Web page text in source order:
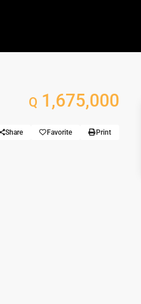
Q 1,675,000
Share Favorite Print